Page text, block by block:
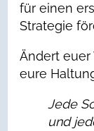
für einen
Strategie
Ändert euer
eure
Jede
und